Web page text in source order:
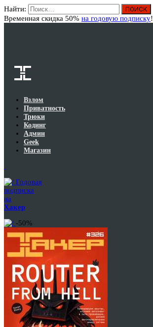
Найти:
Временная скидка 50% на годовую подписку!
Взлом
Приватность
Трюки
Кодинг
Админ
Geek
Магазин
Годовая
подписка
на
Хакер
-50%